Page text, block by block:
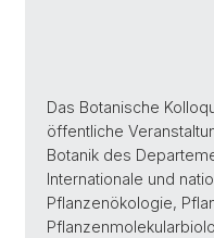
Das Botanische
öffentliche
Botanik des
Internationale und
Pflanzenökologie,